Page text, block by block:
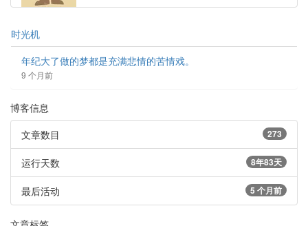
时光机
年纪大了做的梦都是充满悲情的苦情戏。
9 个月前
博客信息
273
文章数目
8年83天
运行天数
5 个月前
最后活动